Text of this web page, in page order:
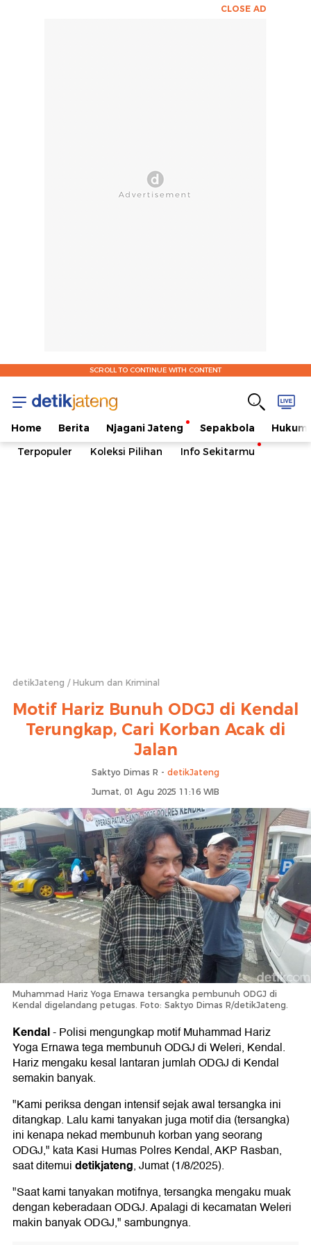
CLOSE AD
SCROLL TO CONTINUE WITH CONTENT
Home Berita Njagani Jateng Sepakbola
Hukum
Terpopuler
Koleksi Pilihan Info Sekitarmu
detikJateng Hukum dan Kriminal
Motif Hariz Bunuh ODGJ di Kendal
Terungkap, Cari Korban Acak di
Jalan
Saktyo Dimas R - detikJateng
Jumat, 01 Agu 2025 11:16 WIB
Muhammad Hariz Yoga Ernawa tersangka pembunuh ODGJ di
Kendal digelandang petugas. Foto: Saktyo Dimas R/detikJateng.
Kendal-Polisi mengungkap motif Muhammad Hariz
Yoga Ernawa tega membunuh ODGJ di Weleri, Kendal.
Hariz mengaku kesal lantaran jumlah ODGJ di Kendal
semakin banyak.
"Kami periksa dengan intensif sejak awal tersangka ini
ditangkap. Lalu kami tanyakan juga motif dia (tersangka)
ini kenapa nekad membunuh korban yang seorang
ODGJ," kata Kasi Humas Polres Kendal, AKP Rasban,
saat ditemuidetikjateng, Jumat (1/8/2025).
"Saat kami tanyakan motifnya, tersangka mengaku muak
dengan keberadaan ODGJ. Apalagi di kecamatan Weleri
makin banyak ODGJ," sambungnya.